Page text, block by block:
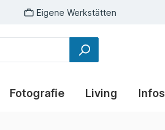
Eigene Werkstätten
Fotografie Living Infos